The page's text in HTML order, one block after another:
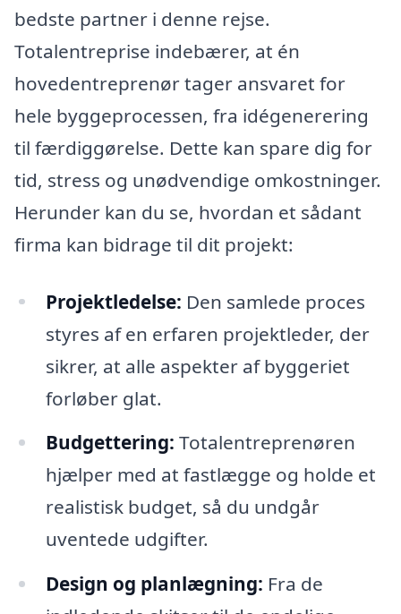
bedste partner i denne rejse.
Totalentreprise indebærer, at én
hovedentreprenør tager ansvaret for
hele byggeprocessen, fra idégenerering
til færdiggørelse. Dette kan spare dig for
tid, stress og unødvendige omkostninger.
Herunder kan du se, hvordan et sådant
firma kan bidrage til dit projekt:
Projektledelse: Den samlede proces
styres af en erfaren projektleder, der
sikrer, at alle aspekter af byggeriet
forløber glat.
Budgettering: Totalentreprenøren
hjælper med at fastlægge og holde et
realistisk budget, så du undgår
uventede udgifter.
Design og planlægning: Fra de